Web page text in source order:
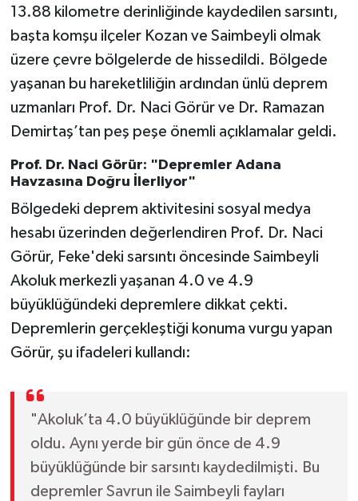
13.88 kilometre derinliğinde kaydedilen sarsıntı,
başta komşu ilçeler Kozan ve Saimbeyli olmak
üzere çevre bölgelerde de hissedildi. Bölgede
yaşanan bu hareketliliğin ardından ünlü deprem
uzmanları Prof. Dr. Naci Görür ve Dr. Ramazan
Demirtaş’tan peş peşe önemli açıklamalar geldi.
Prof. Dr. Naci Görür: "Depremler Adana
Havzasına Doğru İlerliyor"
Bölgedeki deprem aktivitesini sosyal medya
hesabı üzerinden değerlendiren Prof. Dr. Naci
Görür, Feke'deki sarsıntı öncesinde Saimbeyli
Akoluk merkezli yaşanan 4.0 ve 4.9
büyüklüğündeki depremlere dikkat çekti.
Depremlerin gerçekleştiği konuma vurgu yapan
Görür, şu ifadeleri kullandı:
"Akoluk’ta 4.0 büyüklüğünde bir deprem
oldu. Aynı yerde bir gün önce de 4.9
büyüklüğünde bir sarsıntı kaydedilmişti. Bu
depremler Savrun ile Saimbeyli fayları